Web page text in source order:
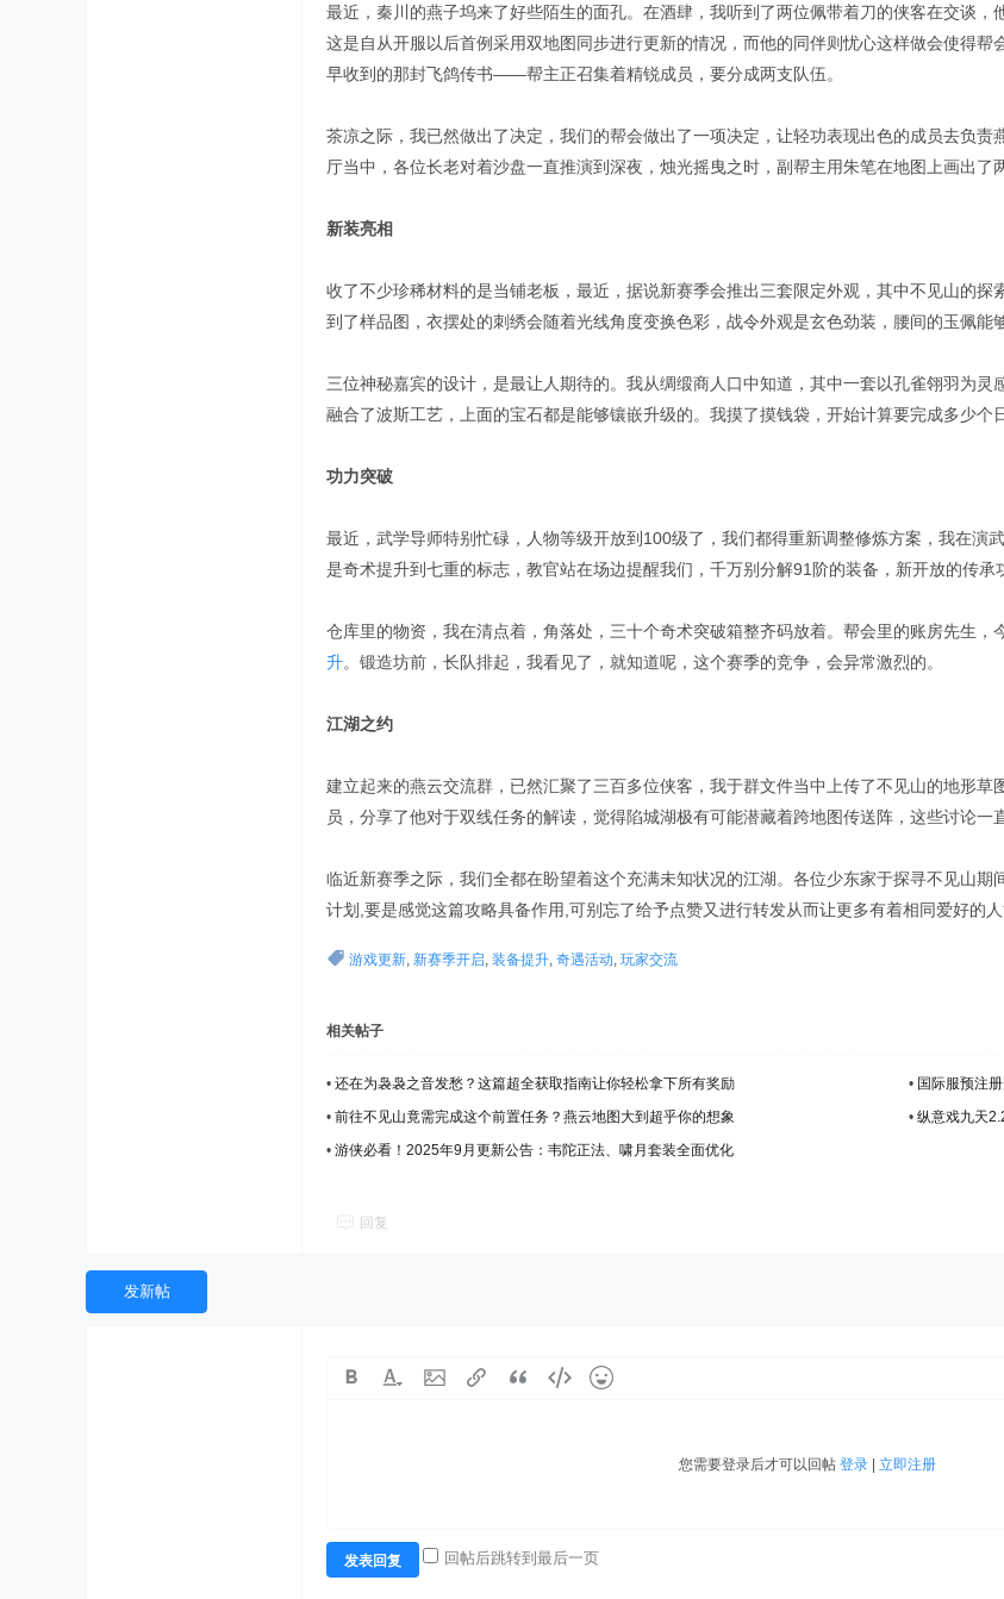
最近，秦川的燕子坞来了好些陌生的面孔。在酒肆，我听到了两位佩带着刀的侠客在交谈，
这是自从开服以后首例采用双地图同步进行更新的情况，而他的同伴则忧心这样做会使得
早收到的那封飞鸽传书——帮主正召集着精锐成员，要分成两支队伍。
茶凉之际，我已然做出了决定，我们的帮会做出了一项决定，让轻功表现出色的成员去负
厅当中，各位长老对着沙盘一直推演到深夜，烛光摇曳之时，副帮主用朱笔在地图上画出了
新装亮相
收了不少珍稀材料的是当铺老板，最近，据说新赛季会推出三套限定外观，其中不见山的
到了样品图，衣摆处的刺绣会随着光线角度变换色彩，战令外观是玄色劲装，腰间的玉佩能
三位神秘嘉宾的设计，是最让人期待的。我从绸缎商人口中知道，其中一套以孔雀翎羽为
融合了波斯工艺，上面的宝石都是能够镶嵌升级的。我摸了摸钱袋，开始计算要完成多少个
功力突破
最近，武学导师特别忙碌，人物等级开放到100级了，我们都得重新调整修炼方案，我在演
是奇术提升到七重的标志，教官站在场边提醒我们，千万别分解91阶的装备，新开放的传承
仓库里的物资，我在清点着，角落处，三十个奇术突破箱整齐码放着。帮会里的账房先生
升。锻造坊前，长队排起，我看见了，就知道呢，这个赛季的竞争，会异常激烈的。
江湖之约
建立起来的燕云交流群，已然汇聚了三百多位侠客，我于群文件当中上传了不见山的地形
员，分享了他对于双线任务的解读，觉得陷城湖极有可能潜藏着跨地图传送阵，这些讨论一
临近新赛季之际，我们全都在盼望着这个充满未知状况的江湖。各位少东家于探寻不见山
计划,要是感觉这篇攻略具备作用,可别忘了给予点赞又进行转发从而让更多有着相同爱好的人
游戏更新, 新赛季开启, 装备提升, 奇遇活动, 玩家交流
相关帖子
• 还在为袅袅之音发愁？这篇超全获取指南让你轻松拿下所有奖励 • 国际服预注
• 前往不见山竟需完成这个前置任务？燕云地图大到超乎你的想象 • 纵意戏九天
• 游侠必看！2025年9月更新公告：韦陀正法、啸月套装全面优化
回复
发新帖
您需要登录后才可以回帖 登录| 立即注册
发表回复 回帖后跳转到最后一页